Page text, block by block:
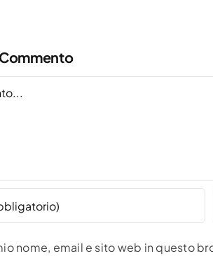
nome, email e sito web in questo